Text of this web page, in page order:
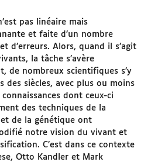
pas linéaire mais
et faite d’un nombre
d’erreurs. Alors, quand il s’agit
la tâche s’avère
de nombreux scientifiques s’y
des siècles, avec plus ou moins
dont ceux-ci
des techniques de la
de la génétique ont
notre vision du vivant et
C’est dans ce contexte
Otto Kandler et Mark